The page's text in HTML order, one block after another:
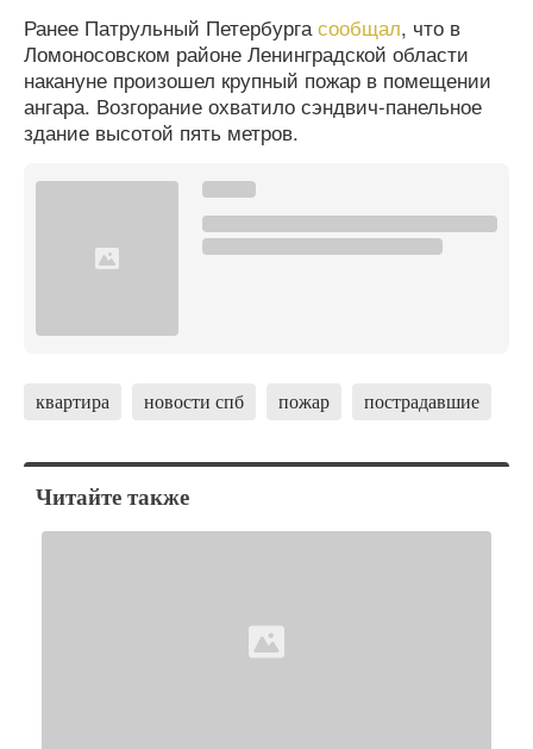
Ранее Патрульный Петербургасообщал, что в
Ломоносовском районе Ленинградской области
накануне произошел крупный пожар в помещении
ангара. Возгорание охватило сэндвич-панельное
здание высотой пять метров.
квартира новости спб пожар пострадавшие
Читайте также